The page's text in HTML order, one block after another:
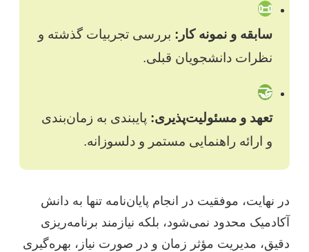
📜
سابقه و نمونه کار: بررسی تجربیات گذشته و
نظرات دانشجویان قبلی.
🤝
تعهد و مسئولیت‌پذیری: پایبندی به زمان‌بندی
و ارائه راهنمایی مستمر و دلسوزانه.
در نهایت، موفقیت در انجام پایان‌نامه تنها به دانش
آکادمیک محدود نمی‌شود، بلکه نیازمند برنامه‌ریزی
دقیق، مدیریت مؤثر زمان و در صورت نیاز، بهره‌گیری